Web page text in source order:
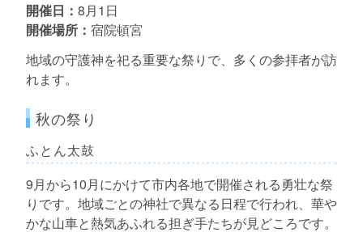
開催日： 8月1日
開催場所： 宿院頓宮
地域の守護神を祀る重要な祭りで、多くの参拝者が訪
れます。
秋の祭り
ふとん太鼓
9月から10月にかけて市内各地で開催される勇壮な祭
りです。地域ごとの神社で異なる日程で行われ、華や
かな山車と熱気あふれる担ぎ手たちが見どころです。